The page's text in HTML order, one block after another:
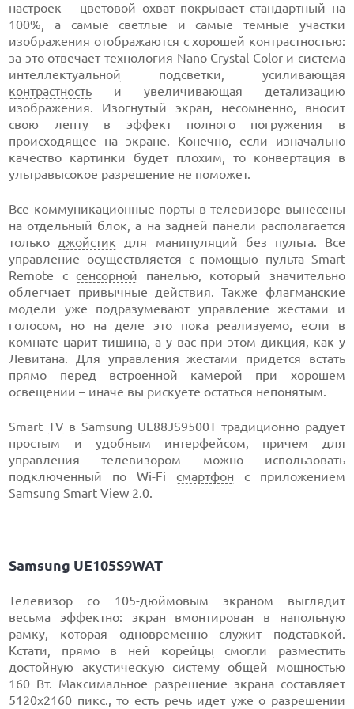
настроек – цветовой охват покрывает стандартный на
100%, а самые светлые и самые темные участки
изображения отображаются с хорошей контрастностью:
за это отвечает технология Nano Crystal Color и система
интеллектуальной подсветки, усиливающая
контрастность и увеличивающая детализацию
изображения. Изогнутый экран, несомненно, вносит
свою лепту в эффект полного погружения в
происходящее на экране. Конечно, если изначально
качество картинки будет плохим, то конвертация в
ультравысокое разрешение не поможет.
Все коммуникационные порты в телевизоре вынесены
на отдельный блок, а на задней панели располагается
только джойстик для манипуляций без пульта. Все
управление осуществляется с помощью пульта Smart
Remote с сенсорной панелью, который значительно
облегчает привычные действия. Также флагманские
модели уже подразумевают управление жестами и
голосом, но на деле это пока реализуемо, если в
комнате царит тишина, а у вас при этом дикция, как у
Левитана. Для управления жестами придется встать
прямо перед встроенной камерой при хорошем
освещении – иначе вы рискуете остаться непонятым.
Smart TVв Samsung UE88JS9500T традиционно радует
простым и удобным интерфейсом, причем для
управления телевизором можно использовать
подключенный по Wi-Fi смартфон с приложением
Samsung Smart View 2.0.
Samsung UE105S9WAT
Телевизор со 105-дюймовым экраном выглядит
весьма эффектно: экран вмонтирован в напольную
рамку, которая одновременно служит подставкой.
Кстати, прямо в ней корейцы смогли разместить
достойную акустическую систему общей мощностью
160 Вт. Максимальное разрешение экрана составляет
5120х2160 пикс., то есть речь идет уже о разрешении